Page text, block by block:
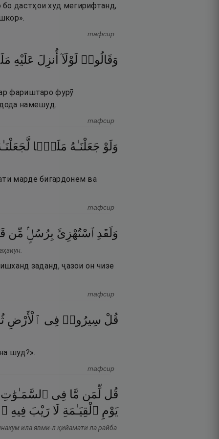
дастҳои худ мегирифтанд,
тафсир
وَقَالُوا۟ لَوْلَآ أُنزِلَ عَلَيْهِ
фариштаро фурӯ
намешуд.
тафсир
وَلَوْ جَعَلْنَـٰهُ مَلَكًۭا
марде бигардонем ва
тафсир
وَلَقَدِ ٱسْتُهْزِئَ بِرُسُلٍۢ مِّن
заданд, ҷазои он чизе
тафсир
قُلْ سِيرُوا۟ فِى ٱلْأَرْضِ
шуд?».
тафсир
قُل لِّمَن مَّا فِى ٱلسَّمَـٰوَٰتِ
يَوْمِ ٱلْقِيَـٰمَةِ لَا رَيْبَ فِيهِ ۚ
ила явми-л қийамати ла райба